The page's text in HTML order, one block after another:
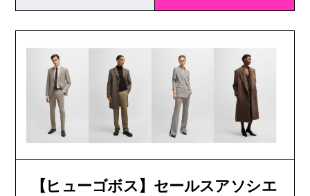
【ヒューゴボス】セールスアソシエ